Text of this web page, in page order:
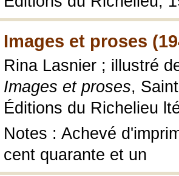
Images et proses
Rina Lasnier ; illustré
Images et proses,
Éditions du Richelieu
Notes : Achevé
cent quarante et un